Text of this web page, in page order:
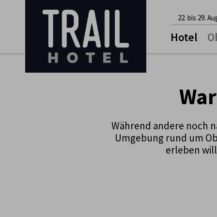
22. bis 29.
Hotel
Während andere noch
Umgebung rund um
erleben